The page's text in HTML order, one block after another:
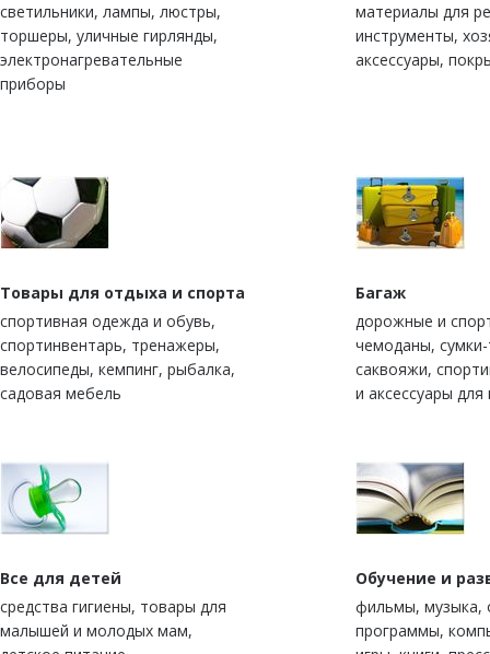
светильники, лампы, люстры,
торшеры, уличные гирлянды,
электронагревательные
приборы
материалы для
инструменты,
аксессуары,
Товары для отдыха и спорта
спортивная одежда и обувь,
спортинвентарь, тренажеры,
велосипеды, кемпинг, рыбалка,
садовая мебель
Багаж
дорожные и
чемоданы,
саквояжи,
и аксессуары
Все для детей
средства гигиены, товары для
малышей и молодых мам,
Обучение и
фильмы, музыка,
программы,